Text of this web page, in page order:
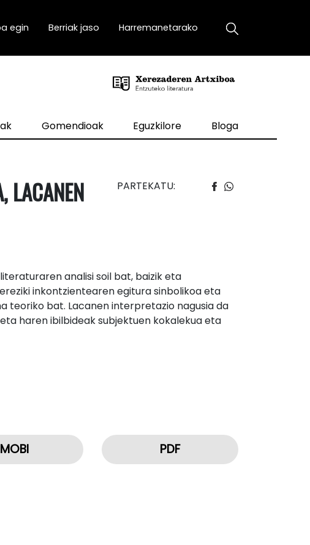
egin Berriak jaso Harremanetarako
Gomendioak Eguzkilore Bloga
PARTEKATU:
LACANEN
analisi soil bat, baizik eta
inkontzientearen egitura sinbolikoa eta
bat. Lacanen interpretazio nagusia da
haren ibilbideak subjektuen kokalekua eta
MOBI PDF